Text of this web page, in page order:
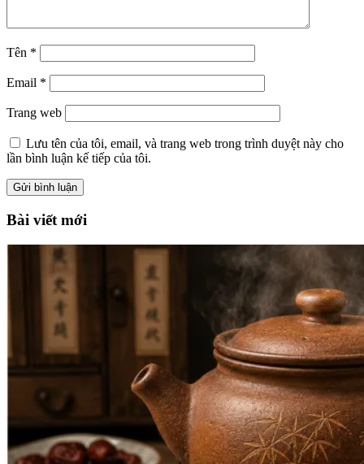
Tên *
Email *
Trang web
Lưu tên của tôi, email, và trang web trong trình duyệt này cho
lần bình luận kế tiếp của tôi.
Bài viết mới